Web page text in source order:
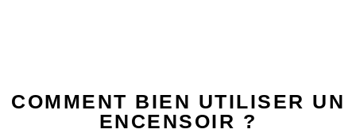
COMMENT BIEN UTILISER UN
ENCENSOIR ?